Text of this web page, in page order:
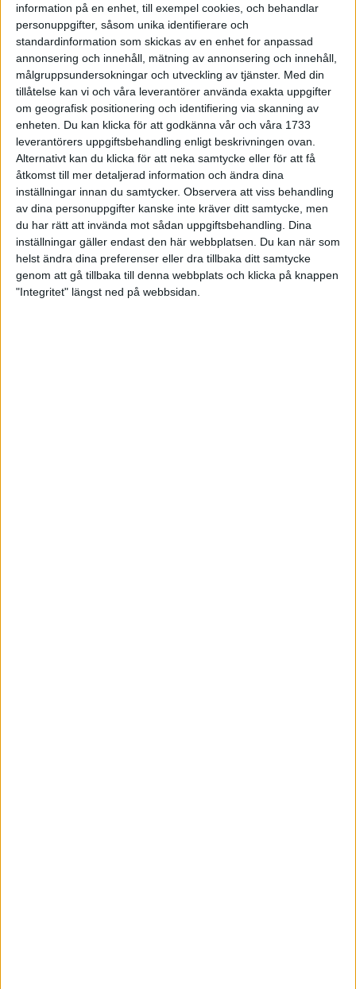
information på en enhet, till exempel cookies, och behandlar
personuppgifter, såsom unika identifierare och
standardinformation som skickas av en enhet for anpassad
annonsering och innehåll, mätning av annonsering och innehåll,
målgruppsundersokningar och utveckling av tjänster. Med din
tillåtelse kan vi och våra leverantörer använda exakta uppgifter
om geografisk positionering och identifiering via skanning av
enheten. Du kan klicka för att godkänna vår och våra 1733
leverantörers uppgiftsbehandling enligt beskrivningen ovan.
Alternativt kan du klicka för att neka samtycke eller för att få
åtkomst till mer detaljerad information och ändra dina
inställningar innan du samtycker. Observera att viss behandling
av dina personuppgifter kanske inte kräver ditt samtycke, men
du har rätt att invända mot sådan uppgiftsbehandling. Dina
inställningar gäller endast den här webbplatsen. Du kan när som
helst ändra dina preferenser eller dra tillbaka ditt samtycke
genom att gå tillbaka till denna webbplats och klicka på knappen
"Integritet" längst ned på webbsidan.